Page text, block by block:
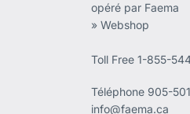
opéré par Faema
» Webshop
Toll Free 1-855-
Téléphone 905-
info@faema.ca